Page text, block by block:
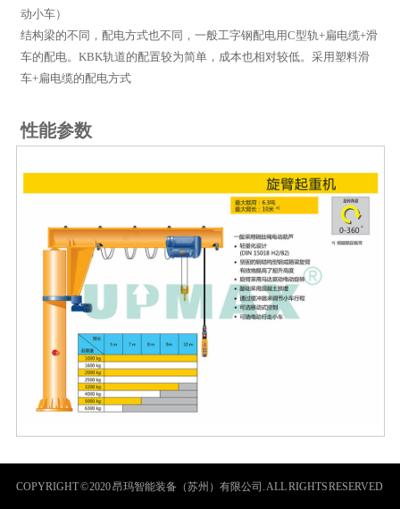
动小车）
结构梁的不同，配电方式也不同，一般工字钢配电用C型轨+扁电缆+滑
车的配电。KBK轨道的配置较为简单，成本也相对较低。采用塑料滑
车+扁电缆的配电方式
性能参数
COPYRIGHT © 2020 昂玛智能装备（苏州）有限公司. ALL RIGHTS RESERVED